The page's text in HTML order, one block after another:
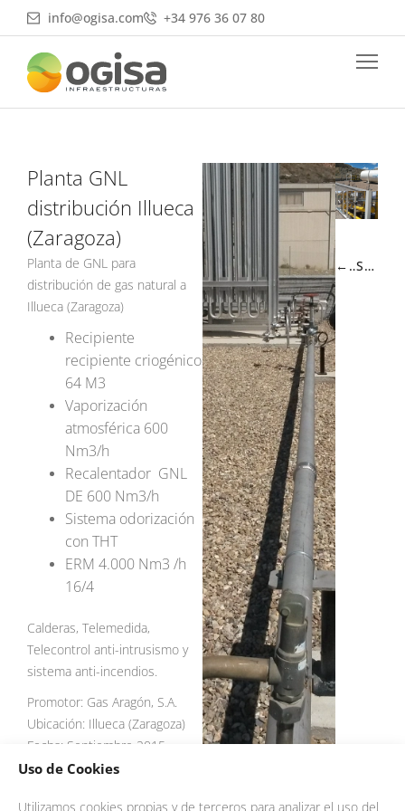
Uso de Cookies
Utilizamos cookies propias y de terceros para analizar el uso del
al
contenido
info@ogisa.com +34 976 36 07 80
Planta GNL
distribución Illueca
(Zaragoza)
Planta de GNL para
distribución de gas natural a
Illueca (Zaragoza)
Recipiente
recipiente criogénico
64 M3
Vaporización
atmosférica 600
Nm3/h
Recalentador GNL
DE 600 Nm3/h
Sistema odorización
con THT
ERM 4.000 Nm3 /h
16/4
Calderas, Telemedida,
Telecontrol anti-intrusismo y
sistema anti-incendios.
Promotor: Gas Aragón, S.A.
Ubicación: Illueca (Zaragoza)
Fecha: Septiembre 2015
← ANTERIOR SIGUIENTE →